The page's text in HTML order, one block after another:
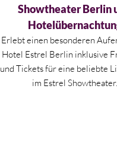
Showtheater Berlin
Erlebt einen besonderen
Hotel Estrel Berlin inklusive
und Tickets für eine beliebte
im Estrel Showtheater.